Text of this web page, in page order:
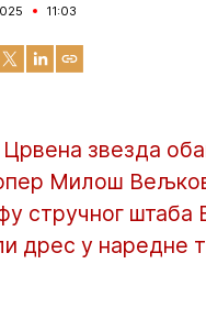
11:03
звезда
Милош
стручног штаба
дрес у наредне